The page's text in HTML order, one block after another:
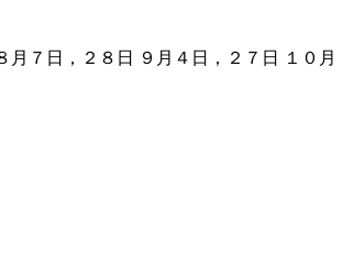
７日，２８日 ９月４日，２７日 １０月